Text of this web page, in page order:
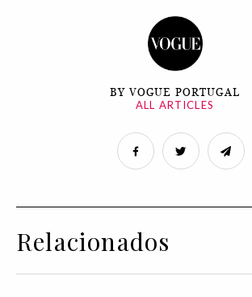
BY VOGUE PORTUGAL
ALL ARTICLES
Relacionados